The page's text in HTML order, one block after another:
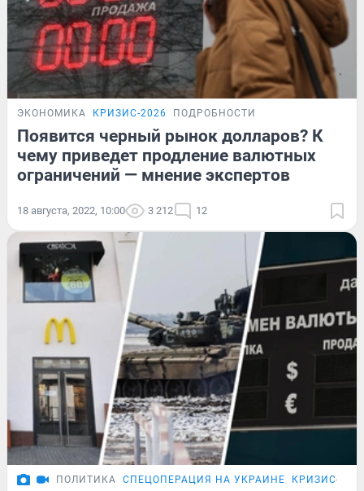
ЭКОНОМИКА КРИЗИС-2026 ПОДРОБНОСТИ
Появится черный рынок долларов? К
чему приведет продление валютных
ограничений — мнение экспертов
18 августа, 2022, 10:00 3 212 12
ПОЛИТИКА СПЕЦОПЕРАЦИЯ НА УКРАИНЕ КРИЗИС-